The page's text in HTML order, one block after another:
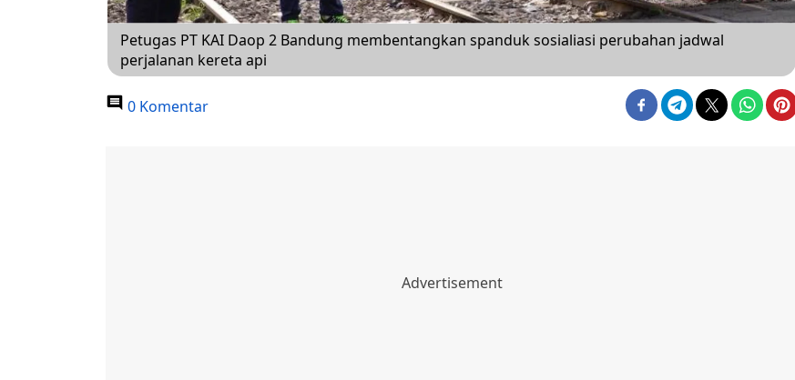
Petugas PT KAI Daop 2 Bandung membentangkan spanduk sosialiasi perubahan jadwal
perjalanan kereta api
0 Komentar